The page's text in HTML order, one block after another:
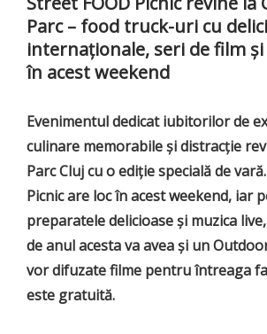
Parc – food truck-uri cu
internaționale, seri de film și
în acest weekend
Evenimentul dedicat iubitorilor de
culinare memorabile și distracție
Parc Cluj cu o ediție specială de
Picnic are loc în acest weekend, iar
preparatele delicioase și muzica
de anul acesta va avea și un
vor difuzate filme pentru întreaga
este gratuită.